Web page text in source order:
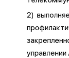
2)